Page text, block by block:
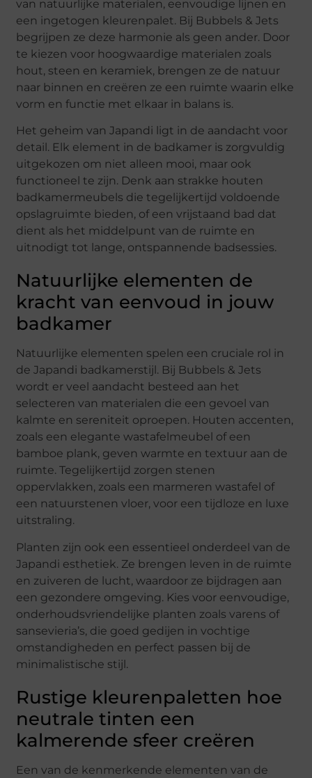
van natuurlijke materialen, eenvoudige lijnen en
een ingetogen kleurenpalet. Bij Bubbels & Jets
begrijpen ze deze harmonie als geen ander. Door
te kiezen voor hoogwaardige materialen zoals
hout, steen en keramiek, brengen ze de natuur
naar binnen en creëren ze een ruimte waarin elke
vorm en functie met elkaar in balans is.
Het geheim van Japandi ligt in de aandacht voor
detail. Elk element in de badkamer is zorgvuldig
uitgekozen om niet alleen mooi, maar ook
functioneel te zijn. Denk aan strakke houten
badkamermeubels die tegelijkertijd voldoende
opslagruimte bieden, of een vrijstaand bad dat
dient als het middelpunt van de ruimte en
uitnodigt tot lange, ontspannende badsessies.
Natuurlijke elementen de
kracht van eenvoud in jouw
badkamer
Natuurlijke elementen spelen een cruciale rol in
de Japandi badkamerstijl. Bij Bubbels & Jets
wordt er veel aandacht besteed aan het
selecteren van materialen die een gevoel van
kalmte en sereniteit oproepen. Houten accenten,
zoals een elegante wastafelmeubel of een
bamboe plank, geven warmte en textuur aan de
ruimte. Tegelijkertijd zorgen stenen
oppervlakken, zoals een marmeren wastafel of
een natuurstenen vloer, voor een tijdloze en luxe
uitstraling.
Planten zijn ook een essentieel onderdeel van de
Japandi esthetiek. Ze brengen leven in de ruimte
en zuiveren de lucht, waardoor ze bijdragen aan
een gezondere omgeving. Kies voor eenvoudige,
onderhoudsvriendelijke planten zoals varens of
sansevieria’s, die goed gedijen in vochtige
omstandigheden en perfect passen bij de
minimalistische stijl.
Rustige kleurenpaletten hoe
neutrale tinten een
kalmerende sfeer creëren
Een van de kenmerkende elementen van de